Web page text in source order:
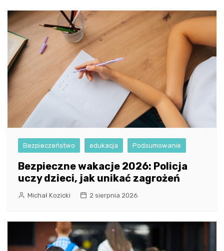
Bezpieczeństwo edukacja Podsumowanie
Bezpieczne wakacje 2026: Policja
uczy dzieci, jak unikać zagrożeń
Michał Kozicki 2 sierpnia 2026